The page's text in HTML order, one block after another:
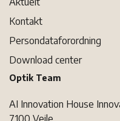
Kontakt
Persondataforordning
Download center
Optik Team
AI Innovation House
7100 Vejle